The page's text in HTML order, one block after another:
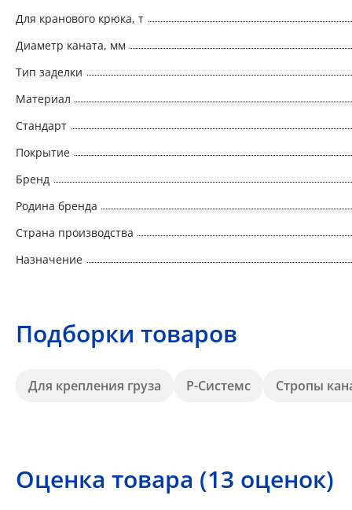
Для кранового крюка, т
Диаметр каната, мм
Тип заделки
Материал
Стандарт
Покрытие
Бренд
Родина бренда
Страна производства
Назначение
Подборки товаров
Для крепления груза Р-Системс Стропы
Оценка товара (13 оценок)